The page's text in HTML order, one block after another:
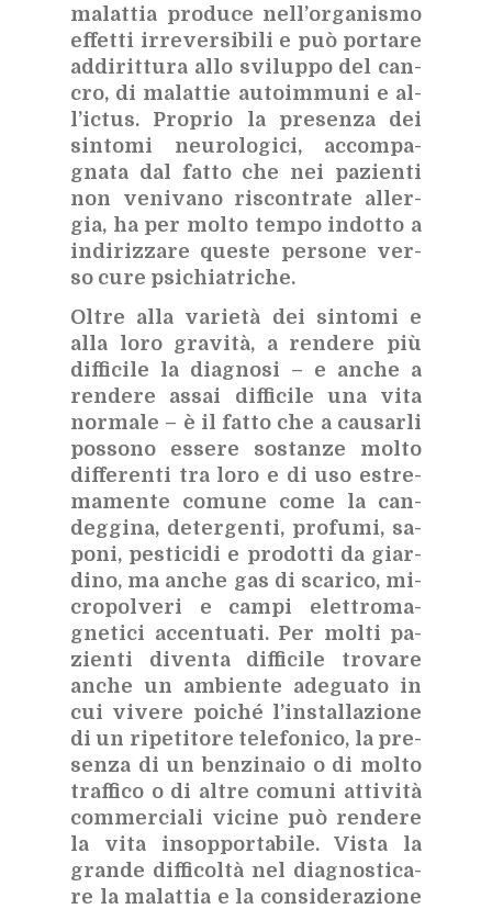
ma­lat­tia pro­du­ce nel­l’or­ga­ni­smo
ef­fet­ti ir­re­ver­si­bi­li e può por­ta­re
ad­di­rit­tu­ra allo svi­lup­po del can­
cro, di ma­lat­tie au­toim­mu­ni e al­
l’ic­tus. Pro­prio la pre­sen­za dei
sin­to­mi neu­ro­lo­gi­ci, ac­com­pa­
gna­ta dal fat­to che nei pa­zien­ti
non ve­ni­va­no ri­scon­tra­te al­ler­
gia, ha per mol­to tem­po in­dot­to a
in­di­riz­za­re que­ste per­so­ne ver­
so cure psi­chia­tri­che.
Ol­tre alla va­rie­tà dei sin­to­mi e
alla loro gra­vi­tà, a ren­de­re più
dif­fi­ci­le la dia­gno­si – e an­che a
ren­de­re as­sai dif­fi­ci­le una vita
nor­ma­le – è il fat­to che a cau­sar­li
pos­so­no es­se­re so­stan­ze mol­to
dif­fe­ren­ti tra loro e di uso estre­
ma­men­te co­mu­ne come la can­
deg­gi­na, de­ter­gen­ti, pro­fu­mi, sa­
po­ni, pe­sti­ci­di e pro­dot­ti da giar­
di­no, ma an­che gas di sca­ri­co, mi­
cro­pol­ve­ri e cam­pi elet­tro­ma­
gne­ti­ci ac­cen­tua­ti. Per mol­ti pa­
zien­ti di­ven­ta dif­fi­ci­le tro­va­re
an­che un am­bien­te ade­gua­to in
cui vi­ve­re poi­ché l’in­stal­la­zio­ne
di un ri­pe­ti­to­re te­le­fo­ni­co, la pre­
sen­za di un ben­zi­na­io o di mol­to
traf­fi­co o di al­tre co­mu­ni at­ti­vi­tà
com­mer­cia­li vi­ci­ne può ren­de­re
la vita in­sop­por­ta­bi­le. Vi­sta la
gran­de dif­fi­col­tà nel dia­gno­sti­ca­
re la ma­lat­tia e la con­si­de­ra­zio­ne